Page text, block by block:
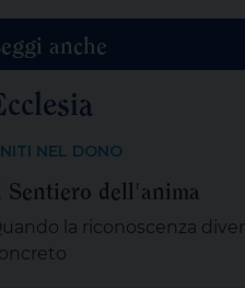
anche
NEL DONO
Sentiero dell'anima
la riconoscenza